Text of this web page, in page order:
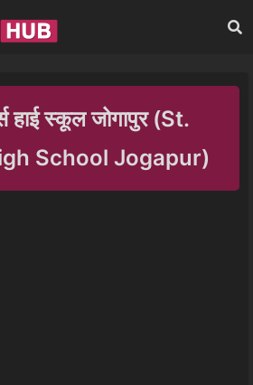
हाई स्कूल जोगापुर (St.
School Jogapur)